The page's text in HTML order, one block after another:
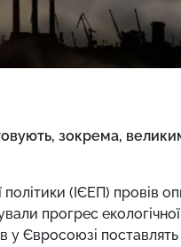
зокрема,
політики (IЄEП) провів
прогрес
у Євросоюзі